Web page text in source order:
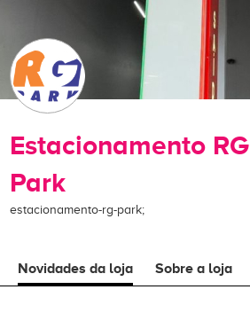
Estacionamento RG
Park
estacionamento-rg-park;
Novidades da loja Sobre a loja